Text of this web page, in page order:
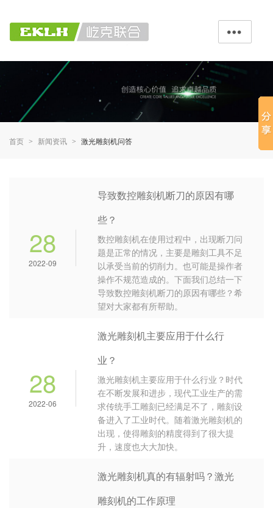

首页 > 新闻资讯 > 激光雕刻机问答
28
2022-09
导致数控雕刻机断刀的原因有哪
些？
数控雕刻机在使用过程中，出现断刀问
题是正常的情况，主要是雕刻工具不足
以承受当前的切削力。也可能是操作者
操作不规范造成的。下面我们总结一下
导致数控雕刻机断刀的原因有哪些？希
望对大家都有所帮助。
28
2022-06
激光雕刻机主要应用于什么行
业？
激光雕刻机主要应用于什么行业？时代
在不断发展和进步，现代工业生产的需
求传统手工雕刻已经满足不了，雕刻设
备进入了工业时代。随着激光雕刻机的
出现，使得雕刻的精度得到了很大提
升，速度也大大加快。
激光雕刻机真的有辐射吗？激光
雕刻机的工作原理